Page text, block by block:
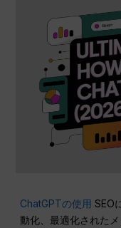
ChatGPTの使用 SEO
動化、最適化された